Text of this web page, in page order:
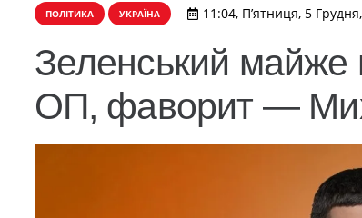
ПОЛІТИКА УКРАЇНА 11:04, П’ятниця, 5
Зеленський майже
ОП, фаворит —